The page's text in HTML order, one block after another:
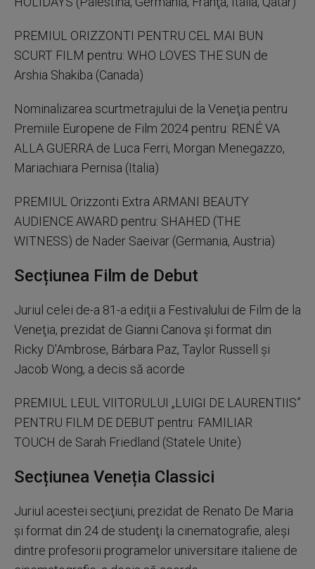
PREMIUL ORIZZONTI PENTRU CEL MAI BUN
SCURT FILM pentru: WHO LOVES THE SUN de
Arshia Shakiba (Canada)
Nominalizarea scurtmetrajului de la Veneţia pentru
Premiile Europene de Film 2024 pentru: RENÉ VA
ALLA GUERRA de Luca Ferri, Morgan Menegazzo,
Mariachiara Pernisa (Italia)
PREMIUL Orizzonti Extra ARMANI BEAUTY
AUDIENCE AWARD pentru: SHAHED (THE
WITNESS) de Nader Saeivar (Germania, Austria)
Secțiunea Film de Debut
Juriul celei de-a 81-a ediţii a Festivalului de Film de la
Veneţia, prezidat de Gianni Canova şi format din
Ricky D'Ambrose, Bárbara Paz, Taylor Russell şi
Jacob Wong, a decis să acorde
PREMIUL LEUL VIITORULUI „LUIGI DE LAURENTIIS”
PENTRU FILM DE DEBUT pentru: FAMILIAR
TOUCH de Sarah Friedland (Statele Unite)
Secțiunea Veneția Classici
Juriul acestei secţiuni, prezidat de Renato De Maria
şi format din 24 de studenţi la cinematografie, aleşi
dintre profesorii programelor universitare italiene de